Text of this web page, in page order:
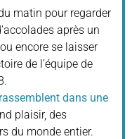
matin pour regarder
après un
encore se laisser
de l’équipe de
dans une
plaisir, des
du monde entier.